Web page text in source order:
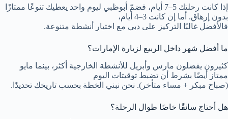
إذا كانت رحلتك 5–7 أيام، فضمّ أبوظبي ليوم واحد يعطيك تنوعًا ممتازًا
بدون إرهاق. أما إن كانت 3–4 أيام،
فالأفضل غالبًا التركيز على دبي مع اختيار أنشطة متنوعة.
ما أفضل شهر داخل الربيع لزيارة الإمارات؟
كثيرون يفضلون مارس وأبريل للأنشطة الخارجية أكثر، بينما مايو
ممتاز أيضًا بشرط أن تضبط توقيتات اليوم
(صباح مبكر + مساء متأخر). نحن نبني الخطة بحسب تاريخك تحديدًا.
هل أحتاج سائقًا خاصًا طوال الرحلة؟